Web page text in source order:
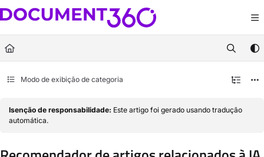
Documentation Index
Fetch the complete documentation index at:https://docs.document360.com/
Use this file to discover all available pages before exploring further.
Modo de exibição de categoria
Isenção de responsabilidade: Este artigo foi gerado usando tradução
automática.